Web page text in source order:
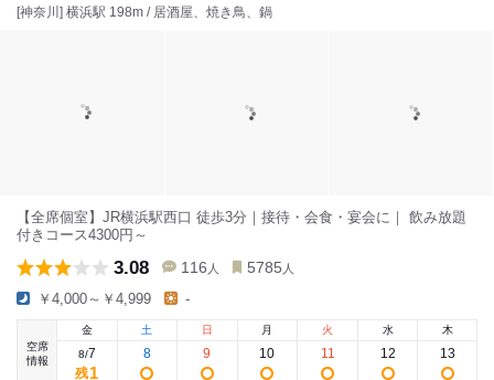
[神奈川] 横浜駅 198m / 居酒屋、焼き鳥、鍋
【全席個室】JR横浜駅西口 徒歩3分｜接待・会食・宴会に｜ 飲み放題
付きコース4300円～
3.08 116 人 5785 人
￥4,000～￥4,999 -
空席
情報
金
8/7
残1
土
8
日
9
月
10
火
11
水
12
木
13